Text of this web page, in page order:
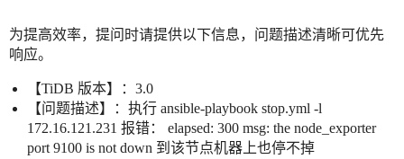
为提高效率，提问时请提供以下信息，问题描述清晰可优先
响应。
【TiDB 版本】：3.0
【问题描述】：执行 ansible-playbook stop.yml -l
172.16.121.231 报错： elapsed: 300 msg: the node_exporter
port 9100 is not down 到该节点机器上也停不掉